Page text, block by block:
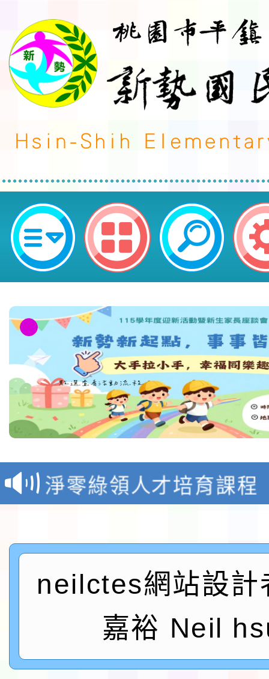
neilctes網站設計者：徐嘉裕
教育部校安中心白海豚
報
淨零綠領人才培育課程
及師生本土語及新住民
實施要點各1份
115年食農教育專業人
程
函轉國家通訊傳播委員
鎮韌性（防空）演習－
「115年金融知識線上
法」
本校115學年度第1學
neilctes網站設計
嘉裕 Neil